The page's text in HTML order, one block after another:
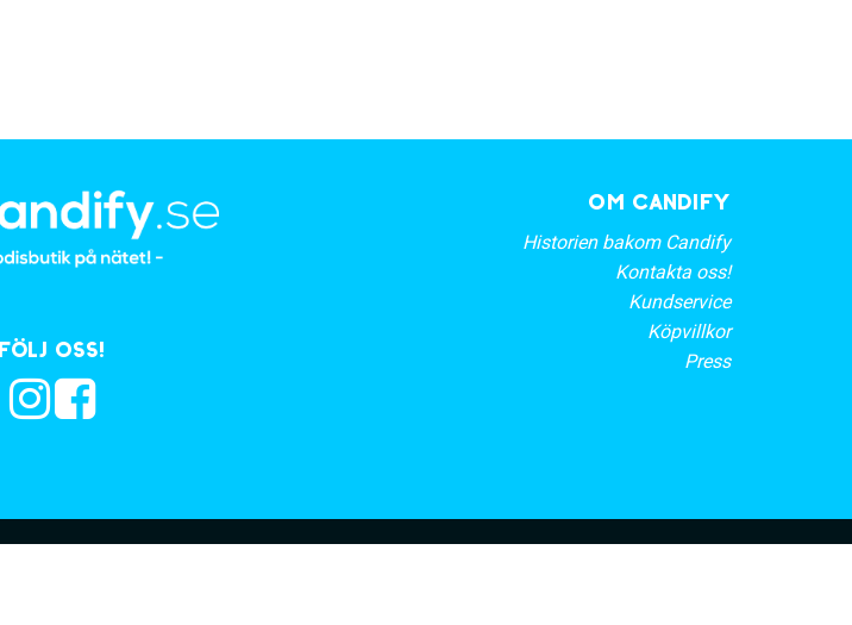
Följ oss!
OM CANDIFY
Historien bakom Candify
Kontakta oss!
Kundservice
Köpvillkor
Press